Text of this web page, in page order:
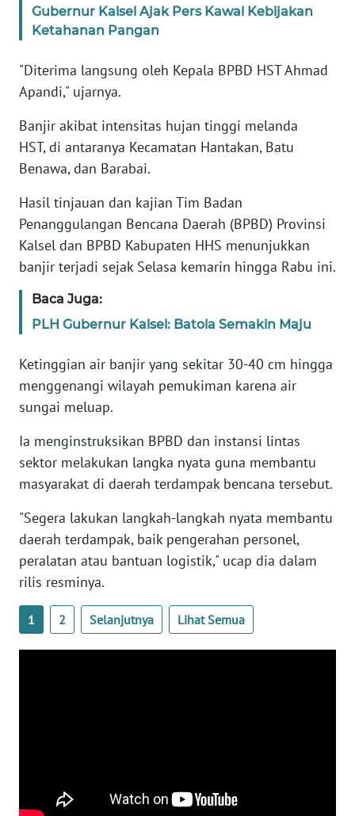
Gubernur Kalsel Ajak Pers Kawal Kebijakan
Ketahanan Pangan
"Diterima langsung oleh Kepala BPBD HST Ahmad
Apandi," ujarnya.
Banjir akibat intensitas hujan tinggi melanda
HST, di antaranya Kecamatan Hantakan, Batu
Benawa, dan Barabai.
Hasil tinjauan dan kajian Tim Badan
Penanggulangan Bencana Daerah (BPBD) Provinsi
Kalsel dan BPBD Kabupaten HHS menunjukkan
banjir terjadi sejak Selasa kemarin hingga Rabu ini.
Baca Juga:
PLH Gubernur Kalsel: Batola Semakin Maju
Ketinggian air banjir yang sekitar 30-40 cm hingga
menggenangi wilayah pemukiman karena air
sungai meluap.
Ia menginstruksikan BPBD dan instansi lintas
sektor melakukan langka nyata guna membantu
masyarakat di daerah terdampak bencana tersebut.
"Segera lakukan langkah-langkah nyata membantu
daerah terdampak, baik pengerahan personel,
peralatan atau bantuan logistik," ucap dia dalam
rilis resminya.
1 2 Selanjutnya Lihat Semua
WN
JAKARTA
WN
JABAR
WN
BANTEN
NTT
WN
KEPRI
PAPUA
WN
PAPUA
BARAT
WN
RIAU
SERAMBI
WN
JAMBI
SULTRA
WN
SULBAR